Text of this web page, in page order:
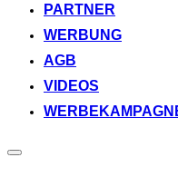
PARTNER
WERBUNG
AGB
VIDEOS
Seitenleiste